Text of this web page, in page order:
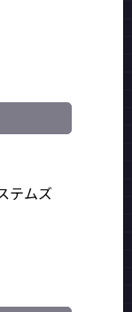
テムズ